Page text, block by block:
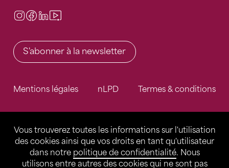
Vous trouverez toutes les informations sur l'utilisation
des cookies ainsi que vos droits en tant qu'utilisateur
dans notre politique de confidentialité. Nous
utilisons entre autres des cookies qui ne sont pas
Instagram
Facebook
LinkedIn
S'abonner à la newsletter
Mentions légales nLPD Termes & conditions